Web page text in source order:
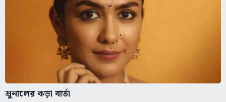
ম্রুনালের কড়া বার্তা